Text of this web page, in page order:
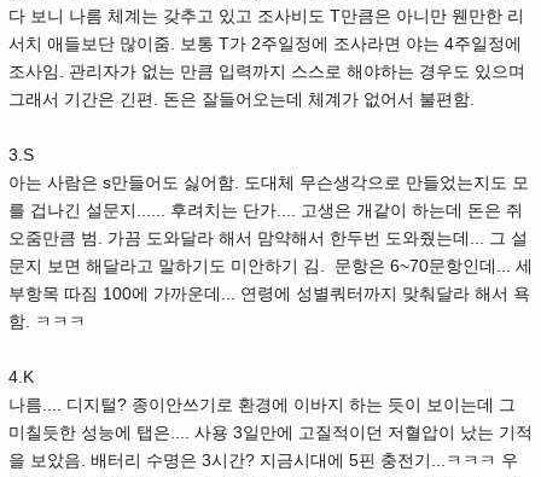
다 보니 나름 체계는 갖추고 있고 조사비도 T만큼은 아니만 웬만한 리
서치 애들보단 많이줌. 보통 T가 2주일정에 조사라면 야는 4주일정에
조사임. 관리자가 없는 만큼 입력까지 스스로 해야하는 경우도 있으며
그래서 기간은 긴편. 돈은 잘들어오는데 체계가 없어서 불편함.
3.S
아는 사람은 s만들어도 싫어함. 도대체 무슨생각으로 만들었는지도 모
를 겁나긴 설문지...... 후려치는 단가.... 고생은 개같이 하는데 돈은 쥐
오줌만큼 범. 가끔 도와달라 해서 맘약해서 한두번 도와줬는데... 그 설
문지 보면 해달라고 말하기도 미안하기 김. 문항은 6~70문항인데... 세
부항목 따짐 100에 가까운데... 연령에 성별쿼터까지 맞춰달라 해서 욕
함. ㅋㅋㅋ
4.K
나름.... 디지털? 종이안쓰기로 환경에 이바지 하는 듯이 보이는데 그
미칠듯한 성능에 탭은.... 사용 3일만에 고질적이던 저혈압이 났는 기적
을 보았음. 배터리 수명은 3시간? 지금시대에 5핀 충전기...ㅋㅋㅋ 우